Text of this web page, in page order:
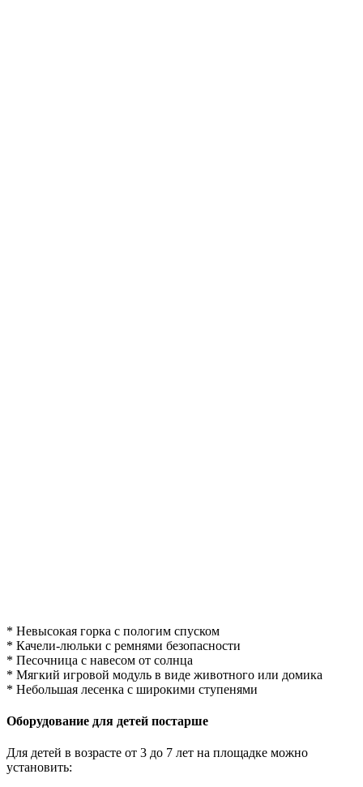
* Невысокая горка с пологим спуском
* Качели-люльки с ремнями безопасности
* Песочница с навесом от солнца
* Мягкий игровой модуль в виде животного или домика
* Небольшая лесенка с широкими ступенями
Оборудование для детей постарше
Для детей в возрасте от 3 до 7 лет на площадке можно
установить: